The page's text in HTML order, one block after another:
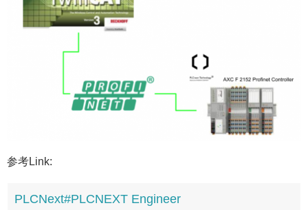
参考Link:
PLCNext#PLCNEXT Engineer